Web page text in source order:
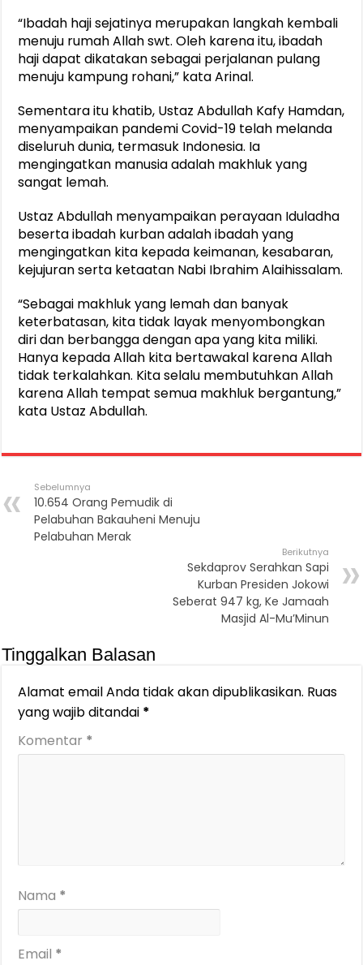
“Ibadah haji sejatinya merupakan langkah kembali
menuju rumah Allah swt. Oleh karena itu, ibadah
haji dapat dikatakan sebagai perjalanan pulang
menuju kampung rohani,” kata Arinal.
Sementara itu khatib, Ustaz Abdullah Kafy Hamdan,
menyampaikan pandemi Covid-19 telah melanda
diseluruh dunia, termasuk Indonesia. Ia
mengingatkan manusia adalah makhluk yang
sangat lemah.
Ustaz Abdullah menyampaikan perayaan Iduladha
beserta ibadah kurban adalah ibadah yang
mengingatkan kita kepada keimanan, kesabaran,
kejujuran serta ketaatan Nabi Ibrahim Alaihissalam.
“Sebagai makhluk yang lemah dan banyak
keterbatasan, kita tidak layak menyombongkan
diri dan berbangga dengan apa yang kita miliki.
Hanya kepada Allah kita bertawakal karena Allah
tidak terkalahkan. Kita selalu membutuhkan Allah
karena Allah tempat semua makhluk bergantung,”
kata Ustaz Abdullah.
Sebelumnya
10.654 Orang Pemudik di
Pelabuhan Bakauheni Menuju
Pelabuhan Merak
Berikutnya
Sekdaprov Serahkan Sapi
Kurban Presiden Jokowi
Seberat 947 kg, Ke Jamaah
Masjid Al-Mu’Minun
Tinggalkan Balasan
Alamat email Anda tidak akan dipublikasikan. Ruas
yang wajib ditandai *
Komentar *
Nama *
Email *